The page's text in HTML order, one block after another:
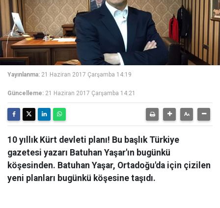
Yayınlanma: 21 Haziran 2017 Çarşamba 14:19
Güncelleme: 21 Haziran 2017 Çarşamba 14:21
10 yıllık Kürt devleti planı! Bu başlık Türkiye
gazetesi yazarı Batuhan Yaşar'ın bugünkü
köşesinden. Batuhan Yaşar, Ortadoğu'da için çizilen
yeni planları bugünkü köşesine taşıdı.